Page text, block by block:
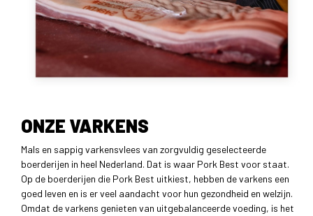
ONZE VARKENS
Mals en sappig varkensvlees van zorgvuldig geselecteerde
boerderijen in heel Nederland. Dat is waar Pork Best voor staat.
Op de boerderijen die Pork Best uitkiest, hebben de varkens een
goed leven en is er veel aandacht voor hun gezondheid en welzijn.
Omdat de varkens genieten van uitgebalanceerde voeding, is het